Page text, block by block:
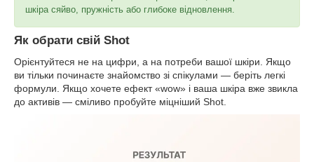
шкіра сяйво, пружність або глибоке відновлення.
Як обрати свій Shot
Орієнтуйтеся не на цифри, а на потреби вашої шкіри. Якщо
ви тільки починаєте знайомство зі спікулами — беріть легкі
формули. Якщо хочете ефект «wow» і ваша шкіра вже звикла
до активів — сміливо пробуйте міцніший Shot.